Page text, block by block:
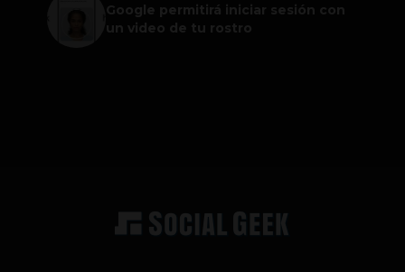
Google permitirá iniciar sesión con
un video de tu rostro